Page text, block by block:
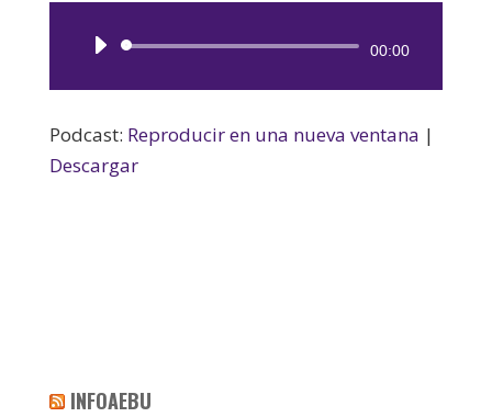
Reproductor
00:00
Podcast: Reproducir en una nueva ventana |
Descargar
INFOAEBU